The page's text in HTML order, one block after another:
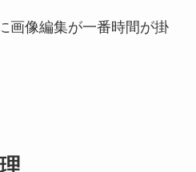
画像編集が一番時間が掛